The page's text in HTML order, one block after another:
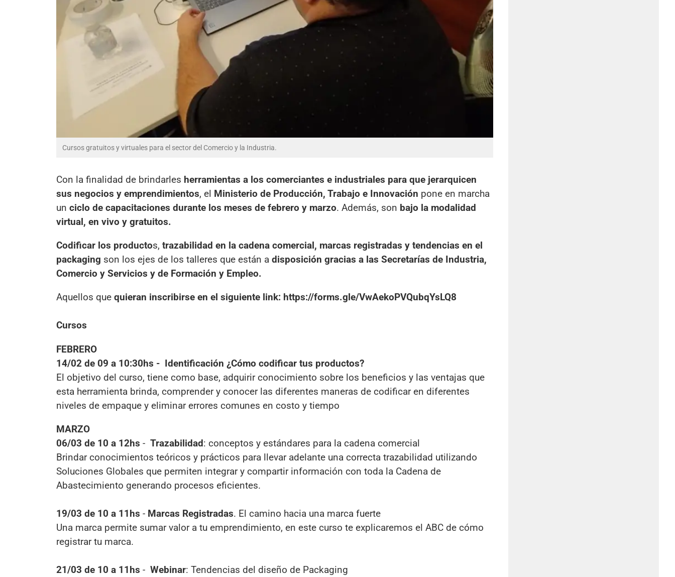
Cursos gratuitos y virtuales para el sector del Comercio y la Industria.
Con la finalidad de brindarles herramientas a los comerciantes e industriales para que jerarquicen
sus negocios y emprendimientos, el Ministerio de Producción, Trabajo e Innovación pone en marcha
un ciclo de capacitaciones durante los meses de febrero y marzo. Además, son bajo la modalidad
virtual, en vivo y gratuitos.
Codificar los productos, trazabilidad en la cadena comercial, marcas registradas y tendencias en el
packaging son los ejes de los talleres que están a disposición gracias a las Secretarías de Industria,
Comercio y Servicios y de Formación y Empleo.
Aquellos que quieran inscribirse en el siguiente link: https://forms.gle/VwAekoPVQubqYsLQ8
Cursos
FEBRERO
14/02 de 09 a 10:30hs - Identificación ¿Cómo codificar tus productos?
El objetivo del curso, tiene como base, adquirir conocimiento sobre los beneficios y las ventajas que
esta herramienta brinda, comprender y conocer las diferentes maneras de codificar en diferentes
niveles de empaque y eliminar errores comunes en costo y tiempo
MARZO
06/03 de 10 a 12hs - Trazabilidad: conceptos y estándares para la cadena comercial
Brindar conocimientos teóricos y prácticos para llevar adelante una correcta trazabilidad utilizando
Soluciones Globales que permiten integrar y compartir información con toda la Cadena de
Abastecimiento generando procesos eficientes.
19/03 de 10 a 11hs - Marcas Registradas. El camino hacia una marca fuerte
Una marca permite sumar valor a tu emprendimiento, en este curso te explicaremos el ABC de cómo
registrar tu marca.
21/03 de 10 a 11hs - Webinar: Tendencias del diseño de Packaging